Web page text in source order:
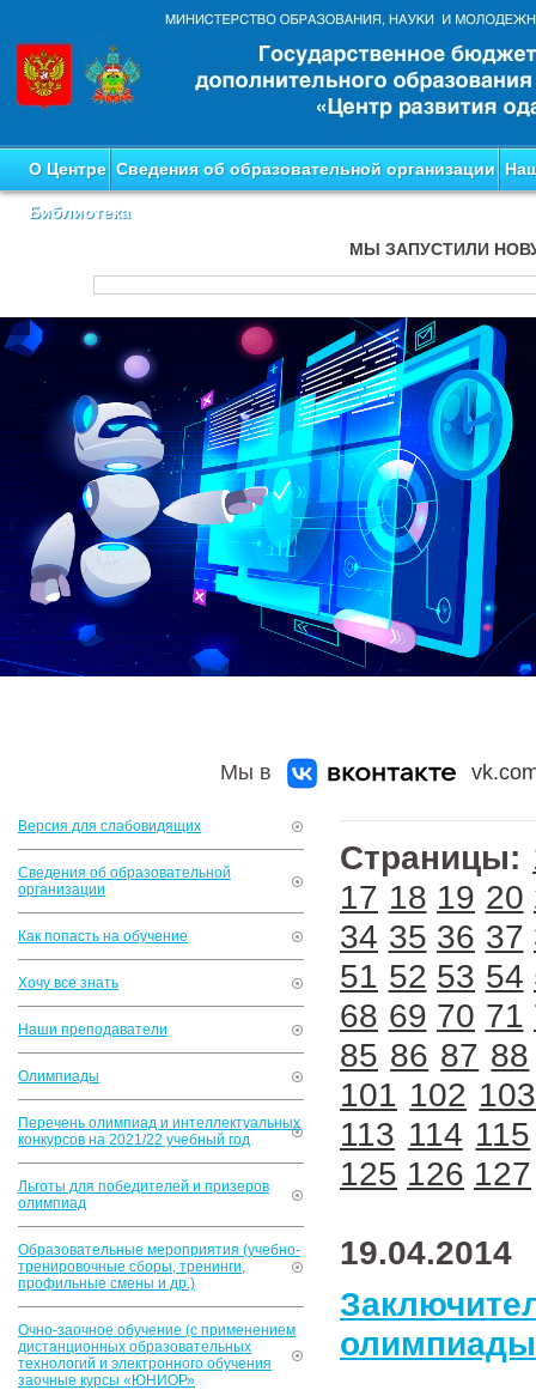
О Центре Сведения об образовательной организации
Библиотека
МЫ ЗАПУСТИЛИ
Мы в
Версия для слабовидящих
Сведения об образовательной
организации
Как попасть на обучение
Хочу все знать
Наши преподаватели
Олимпиады
Перечень олимпиад и интеллектуальных
конкурсов на 2021/22 учебный год
Льготы для победителей и призеров
олимпиад
Образовательные мероприятия (учебно-
тренировочные сборы, тренинги,
профильные смены и др.)
Очно-заочное обучение (с применением
дистанционных образовательных
технологий и электронного обучения
заочные курсы «ЮНИОР»
Страницы:
17 18 19 20
34 35 36 37
51 52 53 54
68 69 70 71
85 86 87 88
101 102 103
113 114 115
125 126 127
19.04.2014
олимпиады